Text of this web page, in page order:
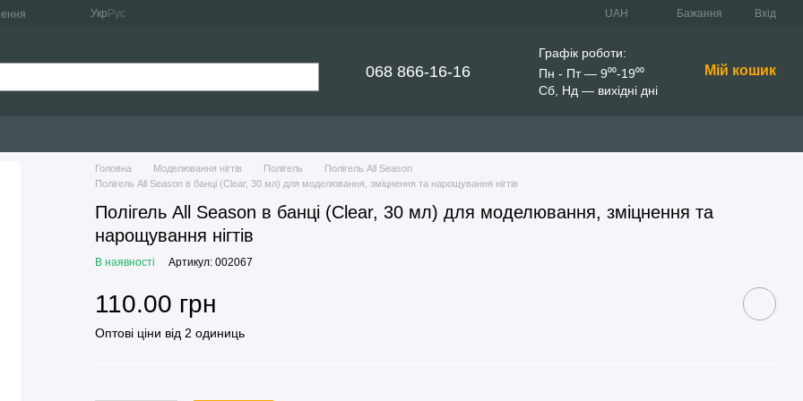
Укр Рус UAH Бажання Вхід
068 866-16-16
Графік роботи:
Пн - Пт — 9⁰⁰-19⁰⁰
Сб, Нд — вихідні дні
Мій кошик
Головна Моделювання нігтів Полігель
Полігель All Season
Полігель All Season в банці (Clear, 30 мл) для моделювання, зміцнення та нарощування нігтів
Полігель All Season в банці (Clear, 30 мл) для моделювання, зміцнення та
нарощування нігтів
В наявності Артикул: 002067
110.00 грн
Оптові ціни від 2 одиниць